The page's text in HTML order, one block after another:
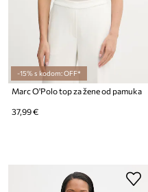
-15% s kodom: OFF*
Marc O'Polo top za žene od pamuka
37,99 €